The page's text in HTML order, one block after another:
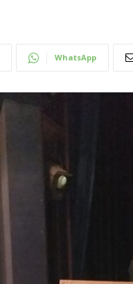
WhatsApp